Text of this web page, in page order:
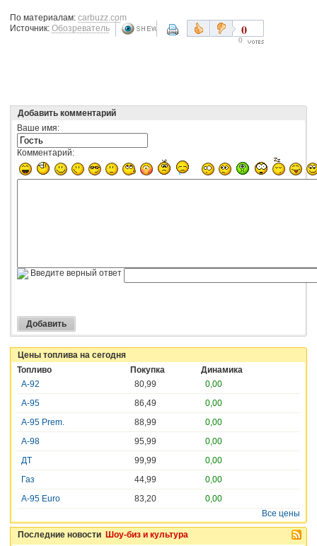
По материалам: carbuzz.com
Источник: Обозреватель 0
0
Добавить комментарий
Ваше имя:
Комментарий:
Введите верный ответ
Цены топлива на сегодня
Топливо
Покупка
Динамика
А-92
80,99
0,00
А-95
86,49
0,00
А-95 Prem.
88,99
0,00
А-98
95,99
0,00
ДТ
99,99
0,00
Газ
44,99
0,00
A-95 Euro
83,20
0,00
Все цены
Последние новости Шоу-биз и культура